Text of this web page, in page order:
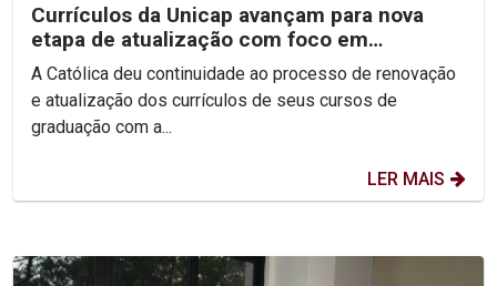
Currículos da Unicap avançam para nova
etapa de atualização com foco em
competências e habilidades
A Católica deu continuidade ao processo de renovação
e atualização dos currículos de seus cursos de
graduação com a...
LER MAIS